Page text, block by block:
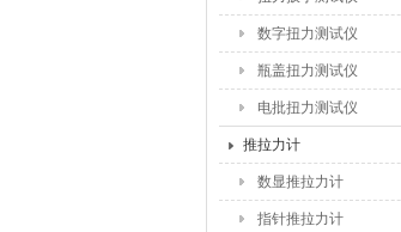
数字扭力测试仪
瓶盖扭力测试仪
电批扭力测试仪
推拉力计
数显推拉力计
指针推拉力计